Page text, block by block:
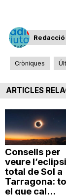
Redacció
Cròniques
ARTICLES
Consells per
veure l’eclipsi
total de Sol a
Tarragona:
el que cal...